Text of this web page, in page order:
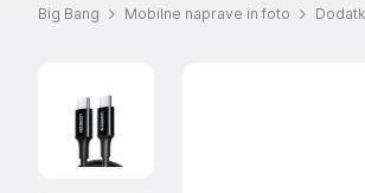
Big Bang Mobilne naprave in foto